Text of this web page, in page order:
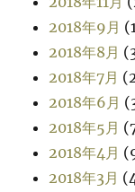
2018年9月
2018年8月
2018年7月
2018年6月
2018年5月
2018年4月
2018年3月